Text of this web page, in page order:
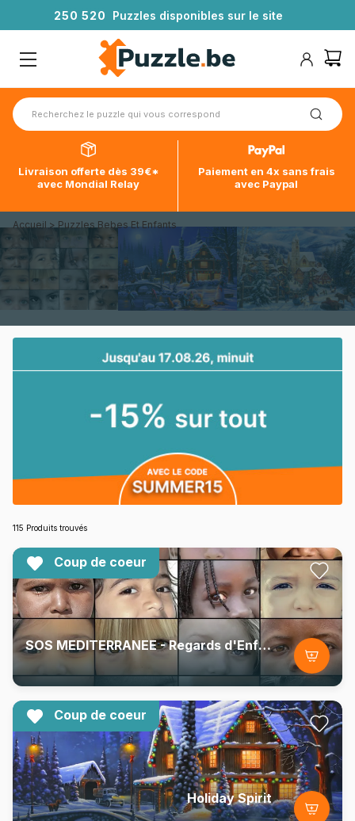
250 520 Puzzles disponibles sur le site
Livraison offerte dès 39€*
avec Mondial Relay
Paiement en 4x sans frais
avec Paypal
Accueil > Puzzles Bebes Et Enfants
115 Produits trouvés
Coup de coeur
SOS MEDITERRANEE - Regards d'Enfants du Monde
Coup de coeur
Holiday Spirit